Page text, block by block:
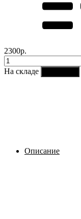
2300р.
На складе
Описание